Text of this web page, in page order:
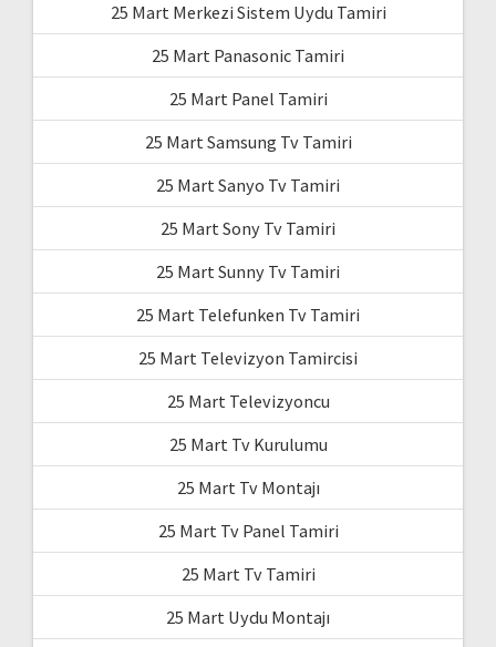
25 Mart Merkezi Sistem Uydu Tamiri
25 Mart Panasonic Tamiri
25 Mart Panel Tamiri
25 Mart Samsung Tv Tamiri
25 Mart Sanyo Tv Tamiri
25 Mart Sony Tv Tamiri
25 Mart Sunny Tv Tamiri
25 Mart Telefunken Tv Tamiri
25 Mart Televizyon Tamircisi
25 Mart Televizyoncu
25 Mart Tv Kurulumu
25 Mart Tv Montajı
25 Mart Tv Panel Tamiri
25 Mart Tv Tamiri
25 Mart Uydu Montajı